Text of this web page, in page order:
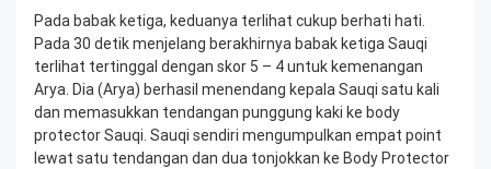
Pada babak ketiga, keduanya terlihat cukup berhati hati.
Pada 30 detik menjelang berakhirnya babak ketiga Sauqi
terlihat tertinggal dengan skor 5 – 4 untuk kemenangan
Arya. Dia (Arya) berhasil menendang kepala Sauqi satu kali
dan memasukkan tendangan punggung kaki ke body
protector Sauqi. Sauqi sendiri mengumpulkan empat point
lewat satu tendangan dan dua tonjokkan ke Body Protector